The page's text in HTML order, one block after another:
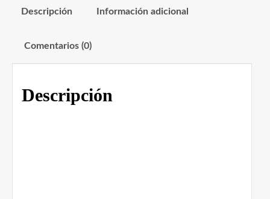
Descripción Información adicional
Comentarios (0)
Descripción